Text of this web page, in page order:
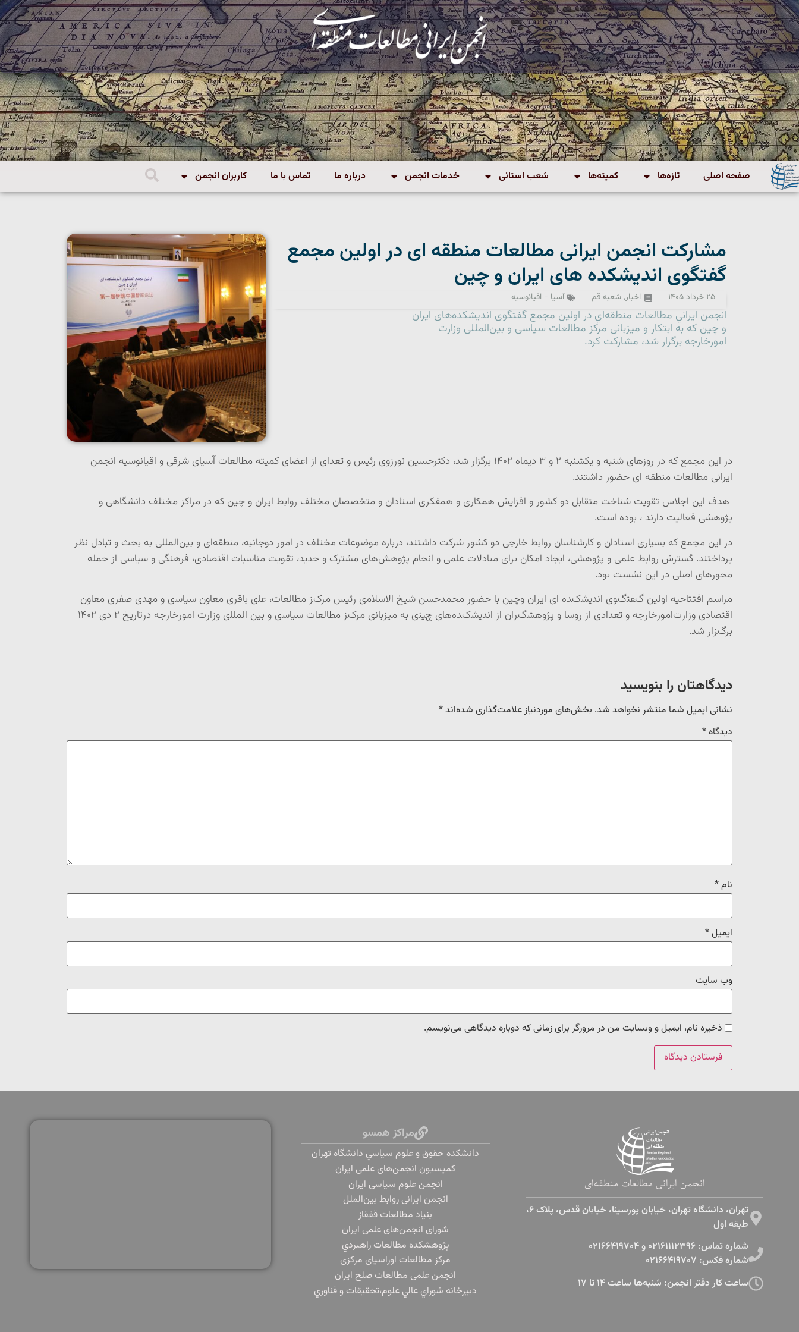
صفحه اصلی تازه‌ها کمیته‌ها شعب استانی خدمات انجمن درباره ما تماس با ما کاربران انجمن
مشارکت انجمن ایرانی مطالعات منطقه ای در اولین مجمع
گفتگوی اندیشکده های ایران و چین
۲۵ خرداد ۱۴۰۵ اخبار,شعبه قم آسیا - اقیانوسیه
انجمن ايراني مطالعات منطقه‌اي در اولین مجمع گفتگوی اندیشکده‌های ایران
و چین كه به ابتکار و میزبانی مرکز مطالعات سیاسی و بین‌المللی وزارت
امورخارجه برگزار شد، مشاركت كرد.
در این مجمع که در روزهای شنبه و یکشنبه ۲ و ۳ دیماه ۱۴۰۲ برگزار شد، دکترحسین نورزوی رئیس و تعدای از اعضای کمیته مطالعات آسیای شرقی و اقیانوسیه انجمن
ایرانی مطالعات منطقه ای حضور داشتند.
هدف این اجلاس تقویت شناخت متقابل دو کشور و افزایش همکاری و همفکری استادان و متخصصان مختلف روابط ایران و چین که در مراکز مختلف دانشگاهی و
پژوهشی فعالیت دارند ، بوده است.
در این مجمع که بسیاری استادان و کارشناسان روابط خارجی دو کشور شرکت داشتند، درباره موضوعات مختلف در امور دوجانبه، منطقه‌ای و بین‌المللی به بحث و تبادل نظر
پرداختند. گسترش روابط علمی و پژوهشی، ایجاد امکان برای مبادلات علمی و انجام پژوهش‌های مشترک و جدید، تقویت مناسبات اقتصادی، فرهنگی و سیاسی از جمله
محورهای اصلی در این نشست بود.
مراسم ﺍﻓﺘﺘﺎﺣﯿﻪ ﺍﻭﻟﯿﻦ گﻔﺘگﻮی ﺍﻧﺪﯾﺸکﺪﻩ ﺍی ﺍﯾﺮﺍﻥ ﻭچین ﺑﺎ ﺣﻀﻮﺭ ﻣﺤﻤﺪﺣﺴﻦ ﺷﯿﺦ ﺍﻻﺳﻼﻣی ﺭﺋﯿﺲ ﻣﺮکﺰ ﻣﻄﺎﻟﻌﺎﺕ، ﻋﻠی ﺑﺎﻗﺮی ﻣﻌﺎﻭﻥ ﺳﯿﺎﺳی ﻭ ﻣﻬﺪی ﺻﻔﺮی ﻣﻌﺎﻭﻥ
ﺍﻗﺘﺼﺎﺩی ﻭﺯﺍﺭﺕﺍﻣﻮﺭﺧﺎﺭﺟﻪ ﻭ ﺗﻌﺪﺍﺩی ﺍﺯ ﺭﻭﺳﺎ ﻭ پژﻭﻫﺸگﺮﺍﻥ ﺍﺯ ﺍﻧﺪﯾﺸکﺪﻩﻫﺎی چﯿﻨی ﺑﻪ ﻣﯿﺰﺑﺎﻧی ﻣﺮکﺰ ﻣﻄﺎﻟﻌﺎﺕ ﺳﯿﺎﺳی ﻭ ﺑﯿﻦ ﺍﻟﻤﻠﻠی ﻭﺯﺍﺭﺕ ﺍﻣﻮﺭﺧﺎﺭﺟﻪ ﺩﺭﺗﺎﺭﯾﺦ ۲ ﺩی ۱۴۰۲
ﺑﺮگﺰﺍﺭ ﺷﺪ.
دیدگاهتان را بنویسید
نشانی ایمیل شما منتشر نخواهد شد. بخش‌های موردنیاز علامت‌گذاری شده‌اند*
دیدگاه*
نام*
ایمیل*
وب‌ سایت
ذخیره نام، ایمیل و وبسایت من در مرورگر برای زمانی که دوباره دیدگاهی می‌نویسم.
انجمن ایرانی مطالعات منطقه‌ای
تهران، دانشگاه تهران، خیابان پورسینا، خیابان قدس، پلاک ۶،
طبقه اول​
شماره تماس: ۰۲۱۶۱۱۱۲۳۹۶ و ۰۲۱۶۶۴۱۹۷۰۴
شماره فکس: ۰۲۱۶۶۴۱۹۷۰۷
ساعت کار دفتر انجمن: شنبه‌ها ساعت ۱۴ تا ۱۷
مراکز همسو
دانشكده حقوق و علوم سياسي دانشگاه تهران
کمیسیون انجمن‌های علمی ایران
انجمن علوم سیاسی ایران
انجمن ایرانی روابط بین‌الملل
بنياد مطالعات قفقاز
شورای انجمن‌های علمی ایران
پژوهشكده مطالعات راهبردي
مرکز مطالعات اوراسیای مرکزی
انجمن علمی مطالعات صلح ایران
دبيرخانه شوراي عالي علوم،‌تحقيقات و فناوري